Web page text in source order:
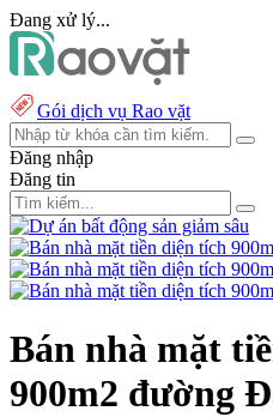
Đang xử lý...
Gói dịch vụ Rao vặt
Đăng nhập
Đăng tin
Bán nhà mặt
900m2 đường